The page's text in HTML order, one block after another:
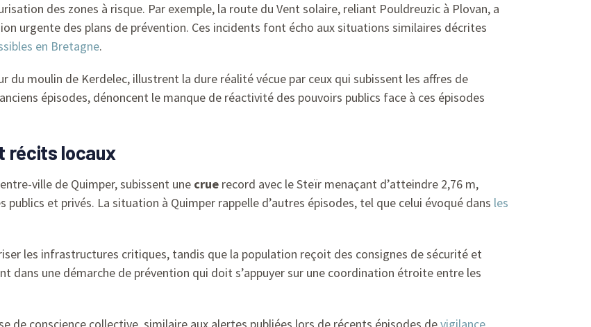
des zones à risque. Par exemple, la route du Vent solaire, reliant Pouldreuzic à Plovan, a
urgente des plans de prévention. Ces incidents font écho aux situations similaires décrites
en Bretagne.
moulin de Kerdelec, illustrent la dure réalité vécue par ceux qui subissent les affres de
épisodes, dénoncent le manque de réactivité des pouvoirs publics face à ces épisodes
récits locaux
ville de Quimper, subissent une crue record avec le Steïr menaçant d’atteindre 2,76 m,
et privés. La situation à Quimper rappelle d’autres épisodes, tel que celui évoqué dans les
les infrastructures critiques, tandis que la population reçoit des consignes de sécurité et
dans une démarche de prévention qui doit s’appuyer sur une coordination étroite entre les